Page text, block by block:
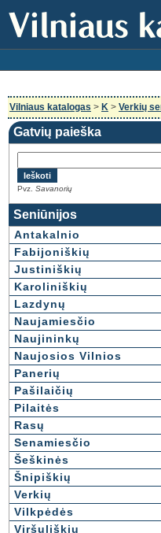
Vilniaus katalogas > K > Verkių
Gatvių paieška
Pvz. Savanorių
Seniūnijos
Antakalnio
Fabijoniškių
Justiniškių
Karoliniškių
Lazdynų
Naujamiesčio
Naujininkų
Naujosios Vilnios
Panerių
Pašilaičių
Pilaitės
Rasų
Senamiesčio
Šeškinės
Šnipiškių
Verkių
Vilkpėdės
Viršuliškių